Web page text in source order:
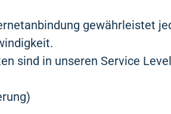
gewährleistet
sind in unseren Service Level